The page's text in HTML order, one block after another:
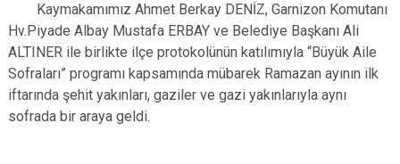
Bekilli
Beyağaç
Bozkurt
Buldan
Çal
Kale
Sarayköy
Serinhisar
Tavas
Kaymakamımız Ahmet Berkay DENİZ, Garnizon Komutanı
Hv.Piyade Albay Mustafa ERBAY ve Belediye Başkanı Ali
ALTINER ile birlikte ilçe protokolünün katılımıyla “Büyük Aile
Sofraları” programı kapsamında mübarek Ramazan ayının ilk
iftarında şehit yakınları, gaziler ve gazi yakınlarıyla aynı
sofrada bir araya geldi.